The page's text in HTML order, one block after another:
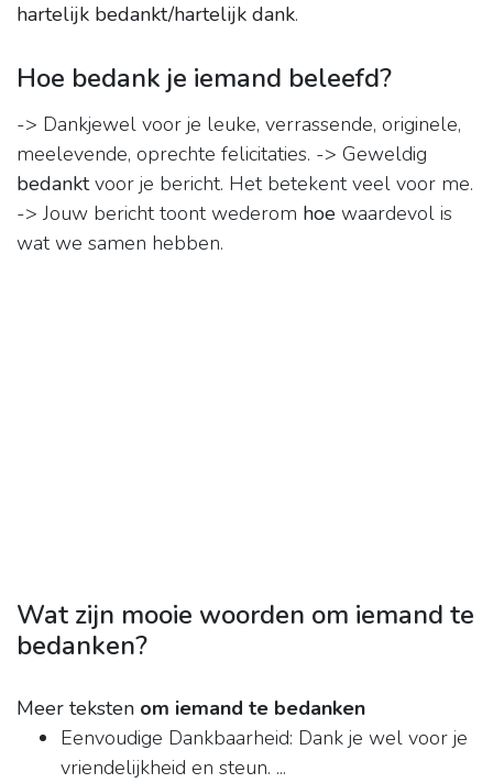
hartelijk bedankt/hartelijk dank.
Hoe bedank je iemand beleefd?
-> Dankjewel voor je leuke, verrassende, originele,
meelevende, oprechte felicitaties. -> Geweldig
bedanktvoor je bericht. Het betekent veel voor me.
-> Jouw bericht toont wederom hoe waardevol is
wat we samen hebben.
Wat zijn mooie woorden om iemand te
bedanken?
Meer teksten om iemand te bedanken
Eenvoudige Dankbaarheid: Dank je wel voor je
vriendelijkheid en steun. ...